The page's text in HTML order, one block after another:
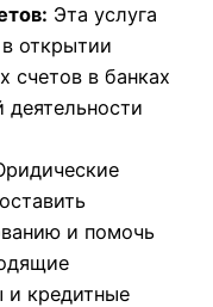
Эта услуга
открытии
счетов в банках
деятельности
и помочь
и кредитные